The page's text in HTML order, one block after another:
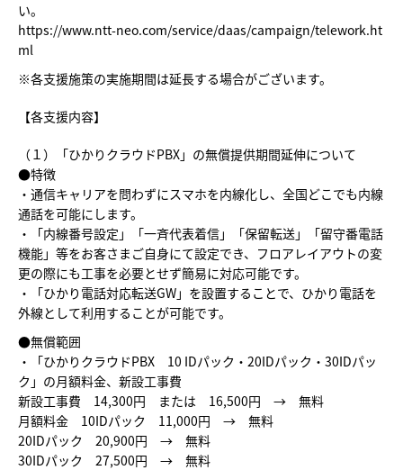
い。
https://www.ntt-neo.com/service/daas/campaign/telework.ht
ml
※各支援施策の実施期間は延長する場合がございます。
【各支援内容】
（１）「ひかりクラウドPBX」の無償提供期間延伸について
●特徴
・通信キャリアを問わずにスマホを内線化し、全国どこでも内線
通話を可能にします。
・「内線番号設定」「一斉代表着信」「保留転送」「留守番電話
機能」等をお客さまご自身にて設定でき、フロアレイアウトの変
更の際にも工事を必要とせず簡易に対応可能です。
・「ひかり電話対応転送GW」を設置することで、ひかり電話を
外線として利用することが可能です。
●無償範囲
・「ひかりクラウドPBX 10 IDパック・20IDパック・30IDパッ
ク」の月額料金、新設工事費
新設工事費 14,300円 または 16,500円 → 無料
月額料金 10IDパック 11,000円 → 無料
20IDパック 20,900円 → 無料
30IDパック 27,500円 → 無料